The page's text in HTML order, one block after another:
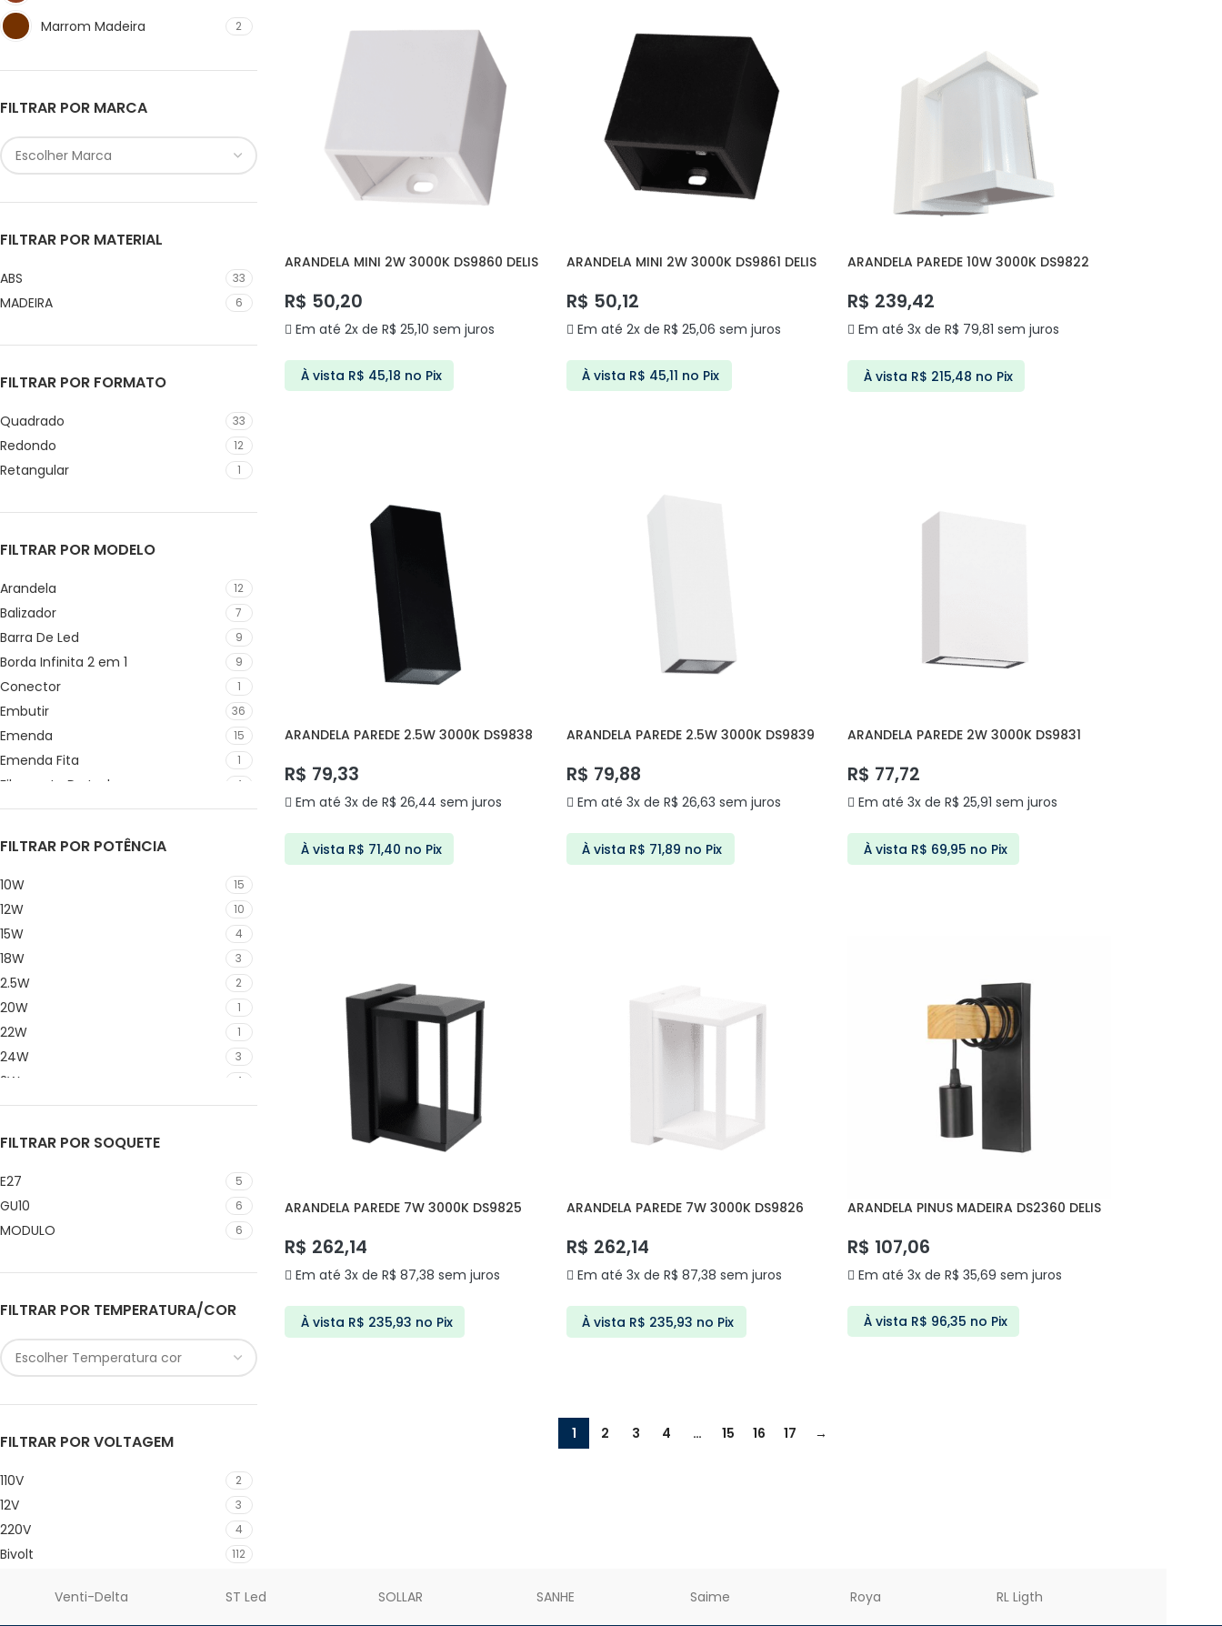
Marrom Madeira 2
Transparente 2
FILTRAR POR MARCA
FILTRAR POR MATERIAL
ABS 33
MADEIRA 6
FILTRAR POR FORMATO
Quadrado 33
Redondo 12
Retangular 1
FILTRAR POR MODELO
Arandela 12
Balizador 7
Barra De Led 9
Borda Infinita 2 em 1 9
Conector 1
Embutir 36
Emenda 15
Emenda Fita 1
Filamento De Led 4
Lâmpada Par 13
Pendente 11
Sobrepor 33
Spot Trilho 39
FILTRAR POR POTÊNCIA
10W 15
12W 10
15W 4
18W 3
2.5W 2
20W 1
22W 1
24W 3
2W 4
30W 5
3W 6
4W 4
50W 1
6W 10
7W 18
9W
FILTRAR POR SOQUETE
E27 5
GU10 6
MODULO 6
FILTRAR POR TEMPERATURA/COR
FILTRAR POR VOLTAGEM
110V 2
12V 3
220V 4
Bivolt 112
ARANDELA MINI 2W 3000K DS9860 DELIS
R$ 50,20
Em até 2x de R$ 25,10 sem juros
À vista R$ 45,18 no Pix
ARANDELA MINI 2W 3000K DS9861 DELIS
R$ 50,12
Em até 2x de R$ 25,06 sem juros
À vista R$ 45,11 no Pix
ARANDELA PAREDE 10W 3000K DS9822
R$ 239,42
Em até 3x deR$ 79,81 sem juros
À vista R$ 215,48 no Pix
ARANDELA PAREDE 2.5W 3000K DS9838
R$ 79,33
Em até 3x de R$ 26,44 sem juros
À vista R$ 71,40 no Pix
ARANDELA PAREDE 2.5W 3000K DS9839
R$ 79,88
Em até 3x de R$ 26,63 sem juros
À vista R$ 71,89 no Pix
ARANDELA PAREDE 2W 3000K DS9831
R$ 77,72
Em até 3x deR$ 25,91 sem juros
À vista R$ 69,95 no Pix
ARANDELA PAREDE 7W 3000K DS9825
R$ 262,14
Em até 3x de R$ 87,38 sem juros
À vista R$ 235,93 no Pix
ARANDELA PAREDE 7W 3000K DS9826
R$ 262,14
Em até 3x de R$ 87,38 sem juros
À vista R$ 235,93 no Pix
ARANDELA PINUS MADEIRA DS2360 DELIS
R$ 107,06
Em até 3x deR$ 35,69 sem juros
À vista R$ 96,35 no Pix
1 2 3 4 … 15 16 17 →
Venti-Delta ST Led SOLLAR SANHE Saime Roya RL Ligth